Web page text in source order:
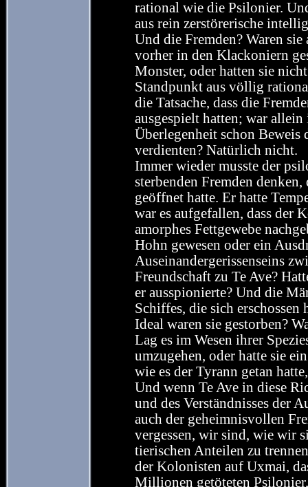
rational wie die Psilonier.
aus rein zerstörerische
Und die Fremden? Waren sie
vorher in den Klackoniern
Monster, oder hatten sie
Standpunkt aus völlig
die Tatsache, dass die
ausgespielt hatten; war
Überlegenheit schon Beweis
verdienten? Natürlich nicht.
Immer wieder musste der
sterbenden Fremden
geöffnet hatte. Er hatte
war es aufgefallen, dass der
amorphes Fettgewebe
Hohn gewesen oder ein
Auseinandergerissenseins
Freundschaft zu Te Ave?
er ausspionierte? Und die
Schiffes, die sich
Ideal waren sie gestorben?
Lag es im Wesen ihrer
umzugehen, oder hatte sie
wie es der Tyrann getan
Und wenn Te Ave in diese
und des Verständnisses der
auch der geheimnisvollen
vergessen, wir sind, wie wir
tierischen Anteilen zu
der Kolonisten auf Uxmai,
Millionen getöteten